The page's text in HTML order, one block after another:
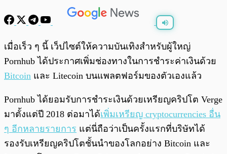
พร้อมเล่น 0:00 /
เมื่อเร็ว ๆ นี้ เว็ปไซต์ให้ความบันเทิงสำหรับผู้ใหญ่
Pornhub ได้ประกาศเพิ่มช่องทางในการชำระค่าเงินด้วย
Bitcoin และ Litecoin บนแพลตฟอร์มของตัวเองแล้ว
Pornhub ได้ยอมรับการชำระเงินด้วยเหรียญคริปโต Verge
มาตั้งแต่ปี 2018 ต่อมาได้เพิ่มเหรียญ cryptocurrencies อื่น
ๆ อีกหลายรายการ แต่นี่ถือว่าเป็นครั้งแรกที่บริษัทได้
รองรับเหรียญคริปโตชั้นนำของโลกอย่าง Bitcoin และ